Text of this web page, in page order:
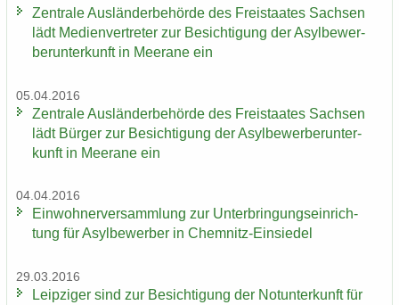
Zen­tra­le Aus­län­der­be­hör­de des Frei­staa­tes Sach­sen
lädt Me­di­en­ver­tre­ter zur Be­sich­ti­gung der Asyl­be­wer­
ber­un­ter­kunft in Meer­a­ne ein
05.04.2016
Zen­tra­le Aus­län­der­be­hör­de des Frei­staa­tes Sach­sen
lädt Bür­ger zur Be­sich­ti­gung der Asyl­be­wer­ber­un­ter­
kunft in Meer­a­ne ein
04.04.2016
Ein­woh­ner­ver­samm­lung zur Un­ter­brin­gungs­ein­rich­
tung für Asyl­be­wer­ber in Chemnitz-​Einsiedel
29.03.2016
Leip­zi­ger sind zur Be­sich­ti­gung der Not­un­ter­kunft für